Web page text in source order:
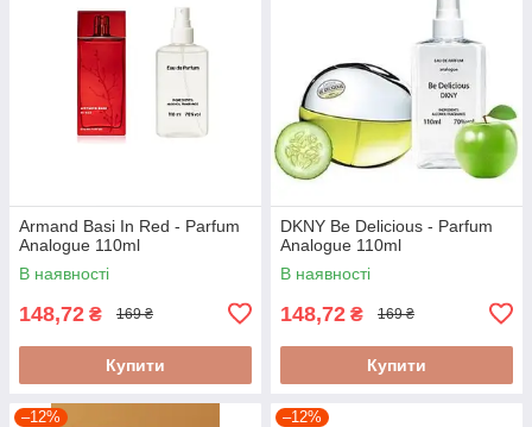
Armand Basi In Red - Parfum
Analogue 110ml
В наявності
148,72 ₴ 169 ₴
Купити
DKNY Be Delicious - Parfum
Analogue 110ml
В наявності
148,72 ₴ 169 ₴
Купити
–12% –12%